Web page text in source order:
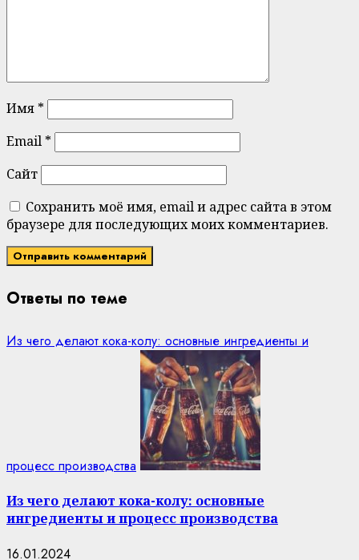
Имя *
Email *
Сайт
Сохранить моё имя, email и адрес сайта в этом
браузере для последующих моих комментариев.
Ответы по теме
Из чего делают кока-колу: основные ингредиенты и
процесс производства
Из чего делают кока-колу: основные
ингредиенты и процесс производства
16.01.2024